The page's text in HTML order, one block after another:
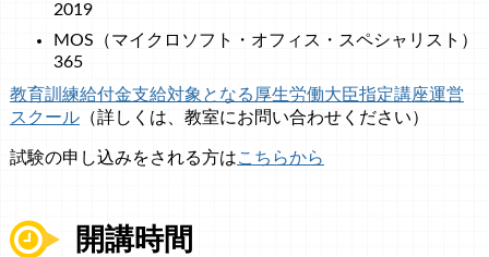
2019
MOS（マイクロソフト・オフィス・スペシャリスト）
365
教育訓練給付金支給対象となる厚生労働大臣指定講座運営
スクール（詳しくは、教室にお問い合わせください）
試験の申し込みをされる方はこちらから
開講時間